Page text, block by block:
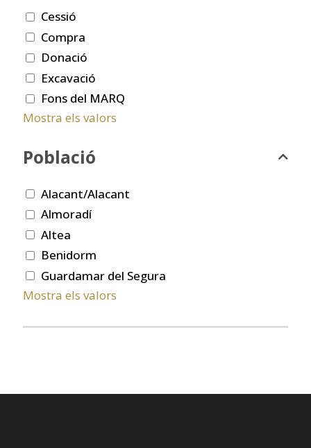
Cessió
Compra
Donació
Excavació
Fons del MARQ
Mostra els valors
Població
Alacant/Alacant
Almoradí
Altea
Benidorm
Guardamar del Segura
Mostra els valors